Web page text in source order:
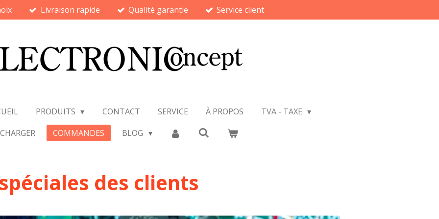
Livraison rapide Qualité garantie Service client
PRODUITS CONTACT SERVICE À PROPOS
TVA - TAXE
COMMANDES BLOG
des clients